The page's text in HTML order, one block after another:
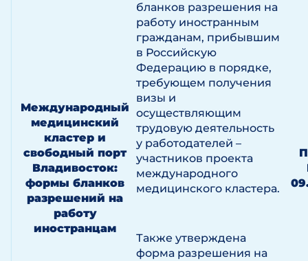
Международный
медицинский
кластер и
свободный порт
Владивосток:
формы бланков
разрешений на
работу
иностранцам
бланков разрешения на
работу иностранным
гражданам, прибывшим
в Российскую
Федерацию в порядке,
требующем получения
визы и
осуществляющим
трудовую деятельность
у работодателей –
участников проекта
международного
медицинского кластера.
Также утверждена
форма разрешения на